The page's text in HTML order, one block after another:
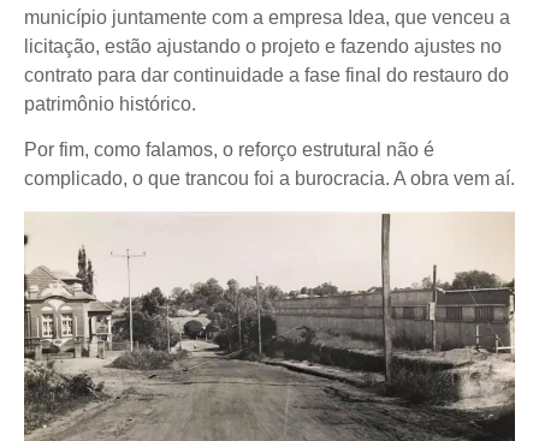
município juntamente com a empresa Idea, que venceu a
licitação, estão ajustando o projeto e fazendo ajustes no
contrato para dar continuidade a fase final do restauro do
patrimônio histórico.
Por fim, como falamos, o reforço estrutural não é
complicado, o que trancou foi a burocracia. A obra vem aí.